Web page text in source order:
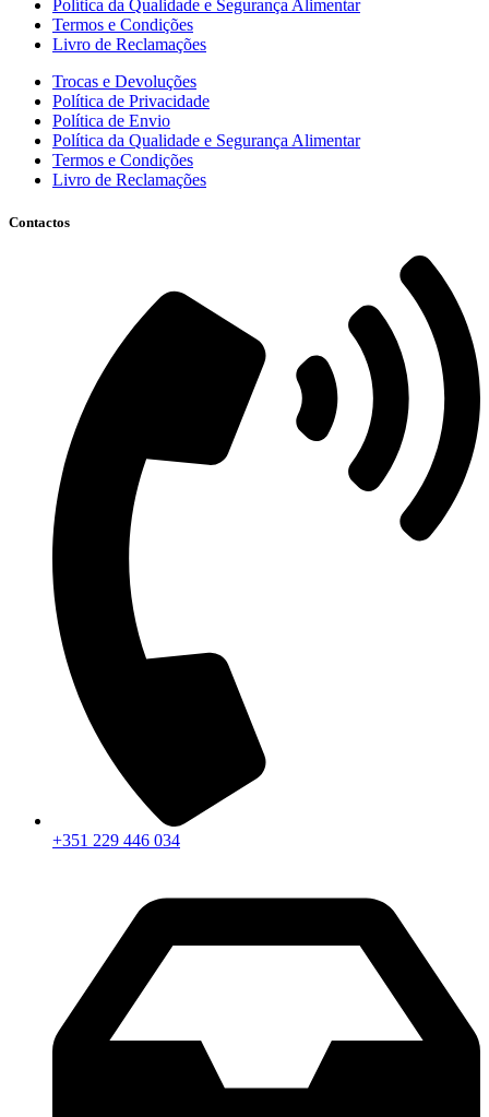
Política da Qualidade e Segurança Alimentar
Termos e Condições
Livro de Reclamações
Trocas e Devoluções
Política de Privacidade
Política de Envio
Política da Qualidade e Segurança Alimentar
Termos e Condições
Livro de Reclamações
Contactos
+351 229 446 034